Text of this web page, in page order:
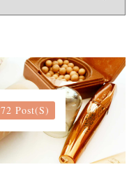
72 Post(s)